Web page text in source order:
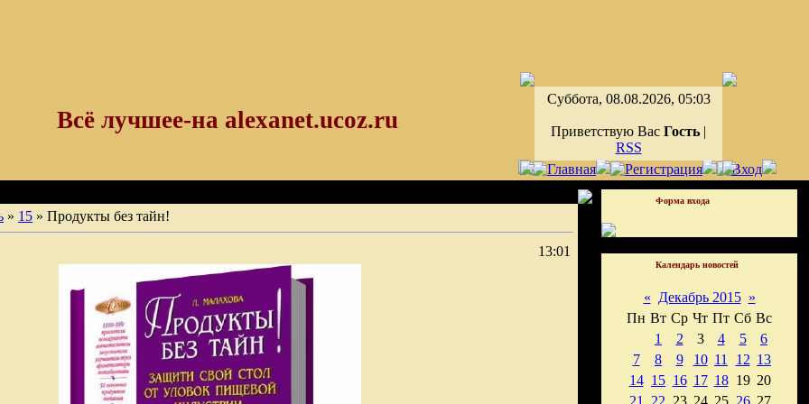
Суббота, 08.08.2026, 05:03
Приветствую Вас Гость |
RSS
Всё лучшее-на alexanet.ucoz.ru
» 15 » Продукты без тайн!
13:01
Форма входа
Календарь новостей
« Декабрь 2015 »
Пн Вт Ср Чт Пт Сб Вс
1
2 3 4 5
6
7
8 9 10 11 12 13
14 15 16 17 18 19 20
21
22 23 24 25 26 27